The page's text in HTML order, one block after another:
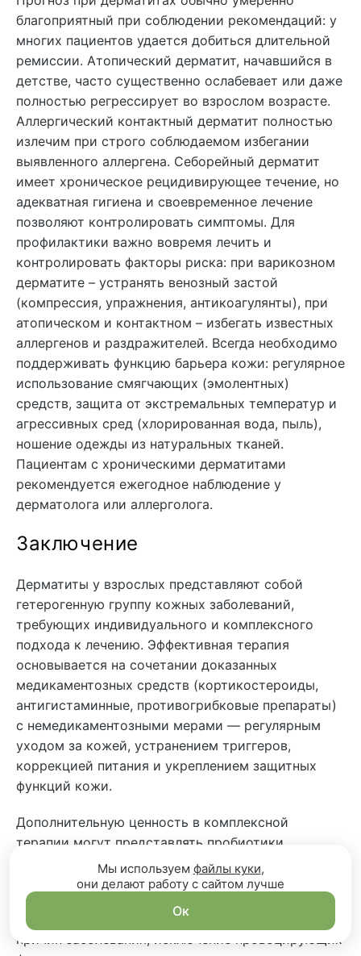
благоприятный при соблюдении рекомендаций: у
многих пациентов удается добиться длительной
ремиссии. Атопический дерматит, начавшийся в
детстве, часто существенно ослабевает или даже
полностью регрессирует во взрослом возрасте.
Аллергический контактный дерматит полностью
излечим при строго соблюдаемом избегании
выявленного аллергена. Себорейный дерматит
имеет хроническое рецидивирующее течение, но
адекватная гигиена и своевременное лечение
позволяют контролировать симптомы. Для
профилактики важно вовремя лечить и
контролировать факторы риска: при варикозном
дерматите – устранять венозный застой
(компрессия, упражнения, антикоагулянты), при
атопическом и контактном – избегать известных
аллергенов и раздражителей. Всегда необходимо
поддерживать функцию барьера кожи: регулярное
использование смягчающих (эмолентных)
средств, защита от экстремальных температур и
агрессивных сред (хлорированная вода, пыль),
ношение одежды из натуральных тканей.
Пациентам с хроническими дерматитами
рекомендуется ежегодное наблюдение у
дерматолога или аллерголога.
Заключение
Дерматиты у взрослых представляют собой
гетерогенную группу кожных заболеваний,
требующих индивидуального и комплексного
подхода к лечению. Эффективная терапия
основывается на сочетании доказанных
медикаментозных средств (кортикостероиды,
антигистаминные, противогрибковые препараты)
с немедикаментозными мерами — регулярным
уходом за кожей, устранением триггеров,
коррекцией питания и укреплением защитных
функций кожи.
Дополнительную ценность в комплексной
терапии могут представлять пробиотики,
пребиотики и экстракты лекарственных грибов с
иммуномодулирующими свойствами.
Ключевым остается своевременное выявление
причин заболевания, исключение провоцирующих
Мы используем файлы куки,
они делают работу с сайтом лучше
Ок